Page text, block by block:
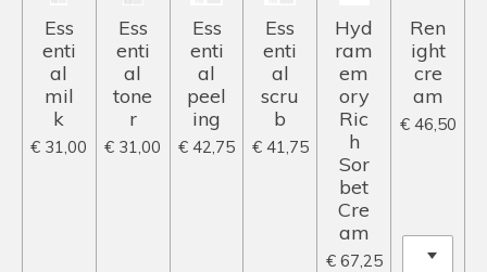
Ess
enti
al
mil
k
€ 31,00
Ess
enti
al
tone
r
€ 31,00
Ess
enti
al
peel
ing
€ 42,75
Ess
enti
al
scru
b
€ 41,75
Hyd
ram
em
ory
Ric
h
Sor
bet
Cre
am
€ 67,25
Ren
ight
cre
am
€ 46,50